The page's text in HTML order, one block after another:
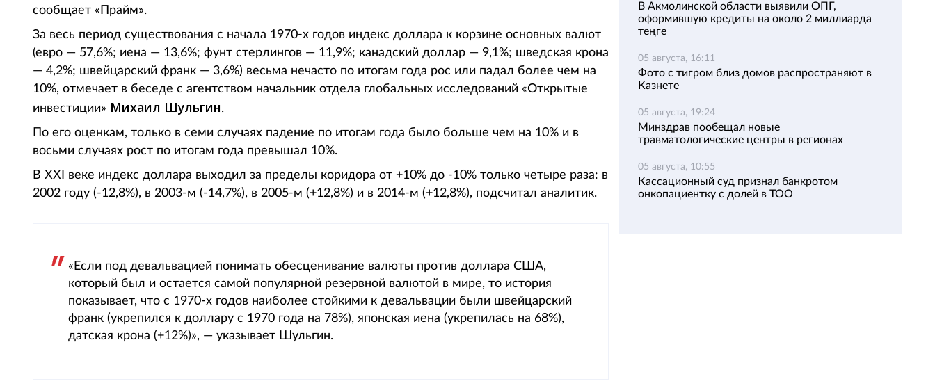
сообщает «Прайм».
За весь период существования с начала 1970-х годов индекс доллара к корзине основных валют
(евро — 57,6%; иена — 13,6%; фунт стерлингов — 11,9%; канадский доллар — 9,1%; шведская крона
— 4,2%; швейцарский франк — 3,6%) весьма нечасто по итогам года рос или падал более чем на
10%, отмечает в беседе с агентством начальник отдела глобальных исследований «Открытые
инвестиции» Михаил Шульгин.
По его оценкам, только в семи случаях падение по итогам года было больше чем на 10% и в
восьми случаях рост по итогам года превышал 10%.
В XXI веке индекс доллара выходил за пределы коридора от +10% до -10% только четыре раза: в
2002 году (-12,8%), в 2003-м (-14,7%), в 2005-м (+12,8%) и в 2014-м (+12,8%), подсчитал аналитик.
«Если под девальвацией понимать обесценивание валюты против доллара США,
который был и остается самой популярной резервной валютой в мире, то история
показывает, что с 1970-х годов наиболее стойкими к девальвации были швейцарский
франк (укрепился к доллару с 1970 года на 78%), японская иена (укрепилась на 68%),
датская крона (+12%)», — указывает Шульгин.
В Акмолинской области выявили ОПГ,
оформившую кредиты на около 2 миллиарда
теңге
05 августа, 16:11
Фото с тигром близ домов распространяют в
Казнете
05 августа, 19:24
Минздрав пообещал новые
травматологические центры в регионах
05 августа, 10:55
Кассационный суд признал банкротом
онкопациентку с долей в ТОО